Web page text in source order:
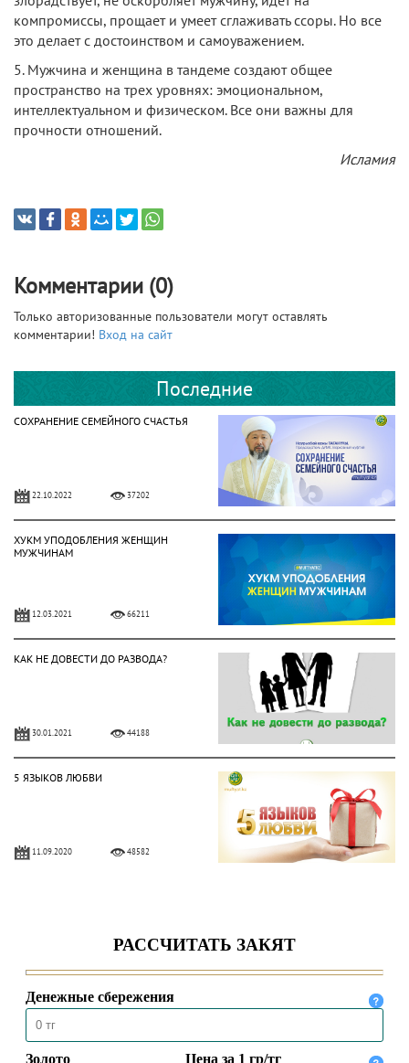
компромиссы, прощает и умеет сглаживать ссоры. Но все
это делает с достоинством и самоуважением.
5. Мужчина и женщина в тандеме создают общее
пространство на трех уровнях: эмоциональном,
интеллектуальном и физическом. Все они важны для
прочности отношений.
Исламия
Комментарии (0)
Только авторизованные пользователи могут оставлять
комментарии! Вход на сайт
Последние
СОХРАНЕНИЕ СЕМЕЙНОГО СЧАСТЬЯ
22.10.2022 37202
ХУКМ УПОДОБЛЕНИЯ ЖЕНЩИН
МУЖЧИНАМ
12.03.2021 66211
КАК НЕ ДОВЕСТИ ДО РАЗВОДА?
30.01.2021 44188
5 ЯЗЫКОВ ЛЮБВИ
11.09.2020 48582
09.04.2020 19707
Токал – это прихоть или
ответственность?